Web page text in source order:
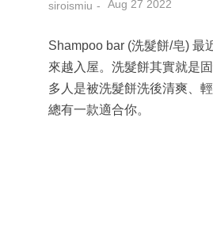
siroismiu Aug 27 2022
Shampoo bar (洗髮餅/皂) 最
來越入屋。洗髮餅其實就是
多人是被洗髮餅洗後清爽、
總有一款適合你。